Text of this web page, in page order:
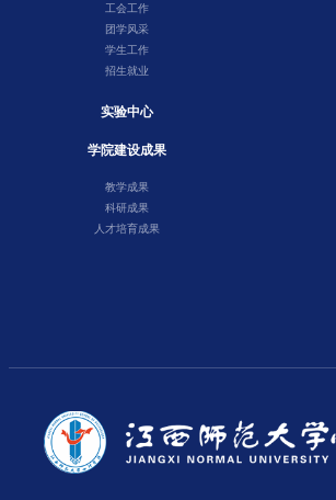
工会工作
团学风采
学生工作
招生就业
实验中心
学院建设成果
教学成果
科研成果
人才培育成果